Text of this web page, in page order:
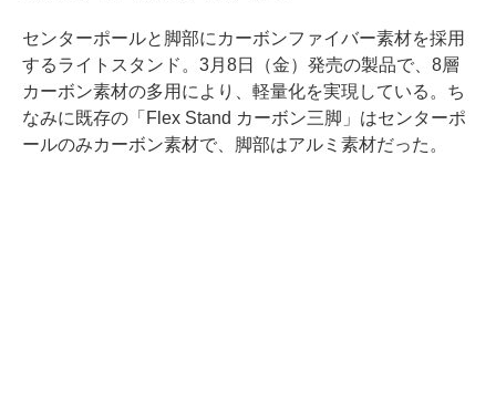
センターポールと脚部にカーボンファイバー素材を採用
するライトスタンド。3月8日（金）発売の製品で、8層
カーボン素材の多用により、軽量化を実現している。ち
なみに既存の「Flex Stand カーボン三脚」はセンターポ
ールのみカーボン素材で、脚部はアルミ素材だった。